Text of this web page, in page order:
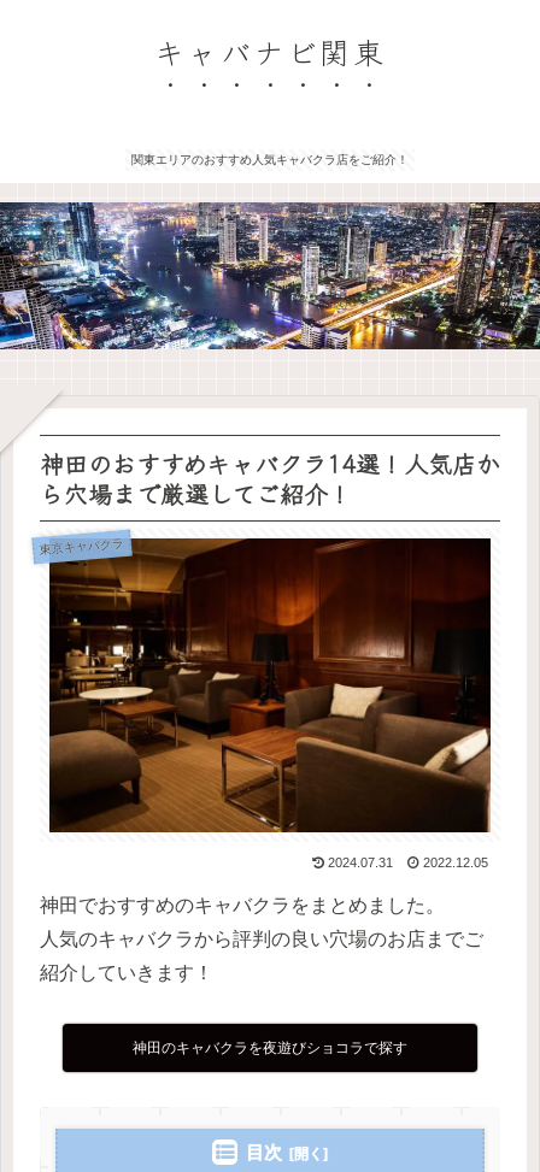
キャバナビ関東
関東エリアのおすすめ人気キャバクラ店をご紹介！
神田のおすすめキャバクラ14選！人気店か
ら穴場まで厳選してご紹介！
東京キャバクラ
2024.07.31 2022.12.05
神田でおすすめのキャバクラをまとめました。
人気のキャバクラから評判の良い穴場のお店までご
紹介していきます！
神田のキャバクラを夜遊びショコラで探す
目次